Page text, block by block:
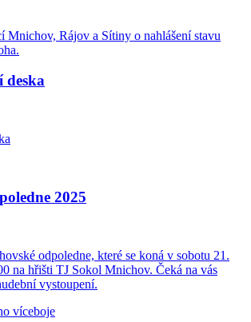
Mnichov, Rájov a Sítiny o nahlášení stavu
deska
2025
odpoledne, které se koná v sobotu 21.
na hřišti TJ Sokol Mnichov. Čeká na vás
vystoupení.